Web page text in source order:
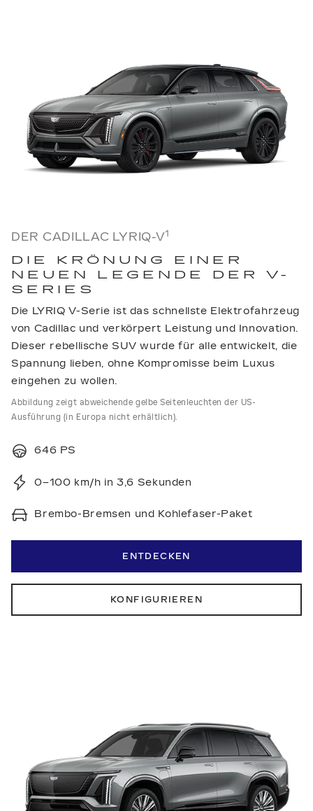
DER CADILLAC LYRIQ-V1
DIE KRÖNUNG EINER
NEUEN LEGENDE DER V-
SERIES
Die LYRIQ V-Serie ist das schnellste Elektrofahrzeug
von Cadillac und verkörpert Leistung und Innovation.
Dieser rebellische SUV wurde für alle entwickelt, die
Spannung lieben, ohne Kompromisse beim Luxus
eingehen zu wollen.
Abbildung zeigt abweichende gelbe Seitenleuchten der US-
Ausführung (in Europa nicht erhältlich).
646 PS
0–100 km/h in 3,6 Sekunden
Brembo-Bremsen und Kohlefaser-Paket
ENTDECKEN
KONFIGURIEREN